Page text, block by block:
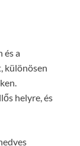
és a
különösen
helyre, és